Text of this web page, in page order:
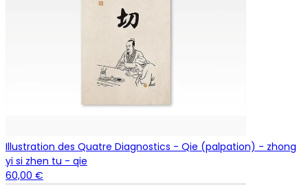
Illustration des Quatre Diagnostics - Qie (palpation) - zhong
yi si zhen tu - qie
60,00 €